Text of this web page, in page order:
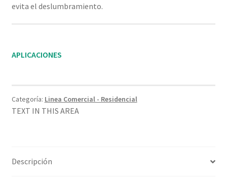
evita el deslumbramiento.
APLICACIONES
Categoría: Linea Comercial - Residencial
TEXT IN THIS AREA
Descripción